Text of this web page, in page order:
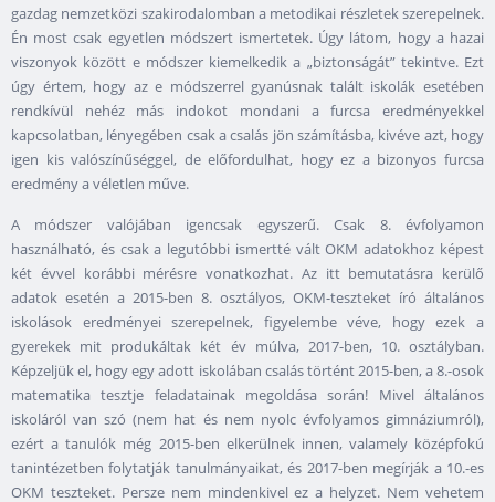
gazdag nemzetközi szakirodalomban a metodikai részletek szerepelnek.
Én most csak egyetlen módszert ismertetek. Úgy látom, hogy a hazai
viszonyok között e módszer kiemelkedik a „biztonságát” tekintve. Ezt
úgy értem, hogy az e módszerrel gyanúsnak talált iskolák esetében
rendkívül nehéz más indokot mondani a furcsa eredményekkel
kapcsolatban, lényegében csak a csalás jön számításba, kivéve azt, hogy
igen kis valószínűséggel, de előfordulhat, hogy ez a bizonyos furcsa
eredmény a véletlen műve.
A módszer valójában igencsak egyszerű. Csak 8. évfolyamon
használható, és csak a legutóbbi ismertté vált OKM adatokhoz képest
két évvel korábbi mérésre vonatkozhat. Az itt bemutatásra kerülő
adatok esetén a 2015-ben 8. osztályos, OKM-teszteket író általános
iskolások eredményei szerepelnek, figyelembe véve, hogy ezek a
gyerekek mit produkáltak két év múlva, 2017-ben, 10. osztályban.
Képzeljük el, hogy egy adott iskolában csalás történt 2015-ben, a 8.-osok
matematika tesztje feladatainak megoldása során! Mivel általános
iskoláról van szó (nem hat és nem nyolc évfolyamos gimnáziumról),
ezért a tanulók még 2015-ben elkerülnek innen, valamely középfokú
tanintézetben folytatják tanulmányaikat, és 2017-ben megírják a 10.-es
OKM teszteket. Persze nem mindenkivel ez a helyzet. Nem vehetem